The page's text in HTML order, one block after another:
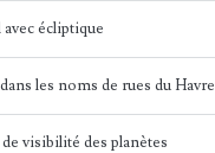
écliptique
les noms de rues du Havre
visibilité des planètes